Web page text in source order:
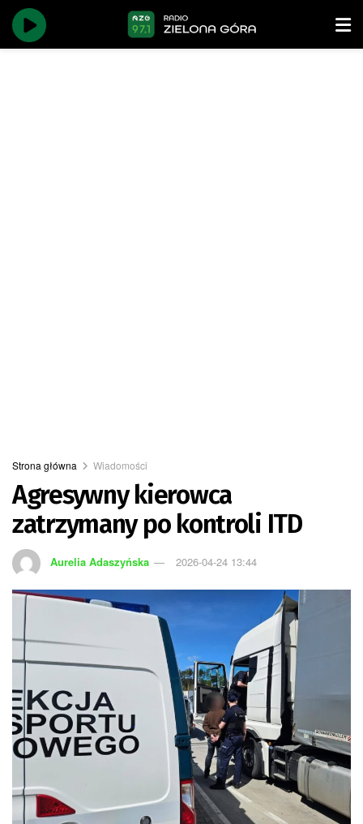
Strona główna Wiadomości
Agresywny kierowca
zatrzymany po kontroli ITD
Aurelia Adaszyńska 2026-04-24 13:44